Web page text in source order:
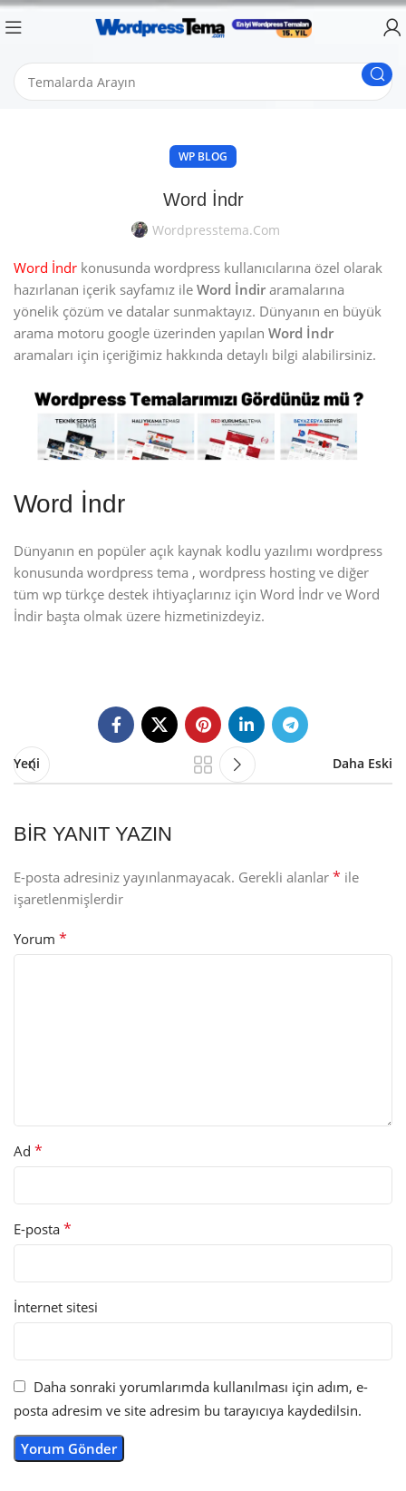
WP BLOG
Word İndr
Wordpresstema.com
Word İndr konusunda wordpress kullanıcılarına özel olarak
hazırlanan içerik sayfamız ile Word İndir aramalarına
yönelik çözüm ve datalar sunmaktayız. Dünyanın en büyük
arama motoru google üzerinden yapılan Word İndr
aramaları için içeriğimiz hakkında detaylı bilgi alabilirsiniz.
Word İndr
Dünyanın en popüler açık kaynak kodlu yazılımı wordpress
konusunda wordpress tema , wordpress hosting ve diğer
tüm wp türkçe destek ihtiyaçlarınız için Word İndr ve Word
İndir başta olmak üzere hizmetinizdeyiz.
Yeni Daha Eski
BIR YANIT YAZIN
E-posta adresiniz yayınlanmayacak. Gerekli alanlar * ile
işaretlenmişlerdir
Yorum *
Ad *
E-posta *
İnternet sitesi
Daha sonraki yorumlarımda kullanılması için adım, e-
posta adresim ve site adresim bu tarayıcıya kaydedilsin.